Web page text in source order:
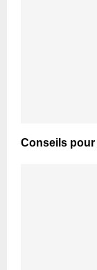
Conseils pour